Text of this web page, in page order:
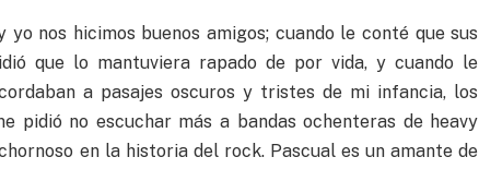
nos hicimos buenos amigos; cuando le conté que sus
que lo mantuviera rapado de por vida, y cuando le
a pasajes oscuros y tristes de mi infancia, los
pidió no escuchar más a bandas ochenteras de heavy
en la historia del rock. Pascual es un amante de